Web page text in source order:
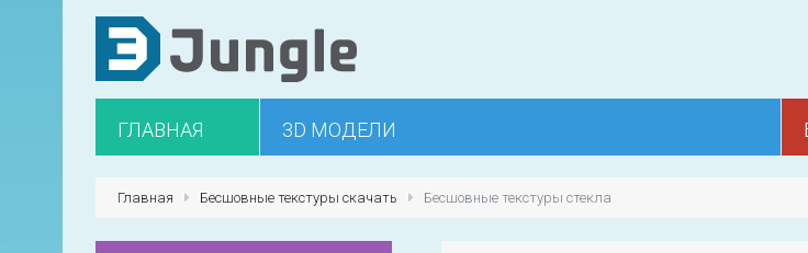
ГЛАВНАЯ 3D МОДЕЛИ
Главная Бесшовные текстуры скачать Бесшовные текстуры стекла